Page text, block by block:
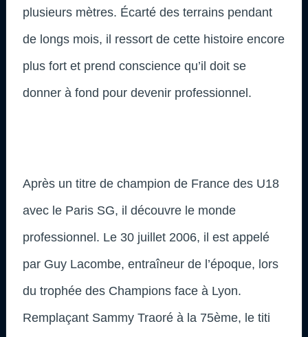
plusieurs mètres. Écarté des terrains pendant
de longs mois, il ressort de cette histoire encore
plus fort et prend conscience qu’il doit se
donner à fond pour devenir professionnel.
Après un titre de champion de France des U18
avec le Paris SG, il découvre le monde
professionnel. Le 30 juillet 2006, il est appelé
par Guy Lacombe, entraîneur de l’époque, lors
du trophée des Champions face à Lyon.
Remplaçant Sammy Traoré à la 75ème, le titi